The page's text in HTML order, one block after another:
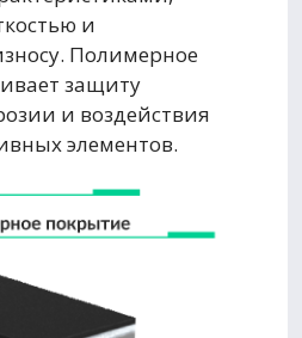
и
Полимерное
защиту
и воздействия
элементов.